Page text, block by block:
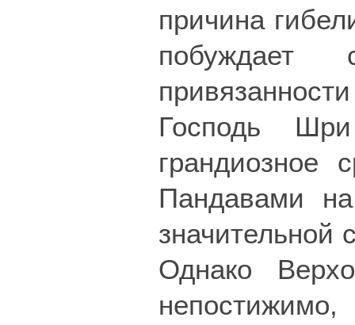
причина
побуждает
Господь
грандиозное
Пандавами
значительной
Однако